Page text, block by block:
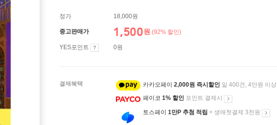
정가 18,000원
중고판매가 1,500원 (92% 할인)
YES포인트 0원
결제혜택 카카오페이 2,000원 즉시할인 일 400건, 4만원 이상
페이코 1% 할인 포인트 결제시
토스페이 1만P 추첨 적립 + 생애첫결제 3천원